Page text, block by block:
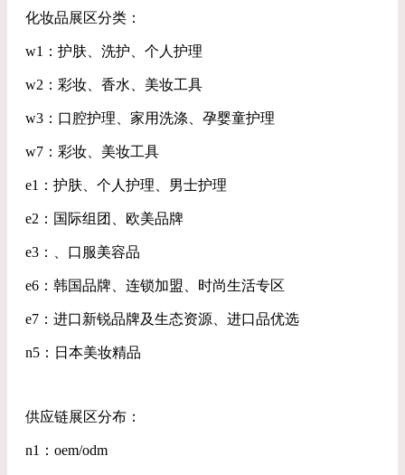
化妆品展区分类：
w1：护肤、洗护、个人护理
w2：彩妆、香水、美妆工具
w3：口腔护理、家用洗涤、孕婴童护理
w7：彩妆、美妆工具
e1：护肤、个人护理、男士护理
e2：国际组团、欧美品牌
e3：、口服美容品
e6：韩国品牌、连锁加盟、时尚生活专区
e7：进口新锐品牌及生态资源、进口品优选
n5：日本美妆精品
供应链展区分布：
n1：oem/odm